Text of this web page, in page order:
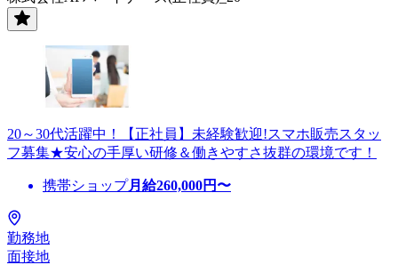
20～30代活躍中！【正社員】未経験歓迎!スマホ販売スタッ
フ募集★安心の手厚い研修＆働きやすさ抜群の環境です！
携帯ショップ月給260,000円〜
勤務地
面接地